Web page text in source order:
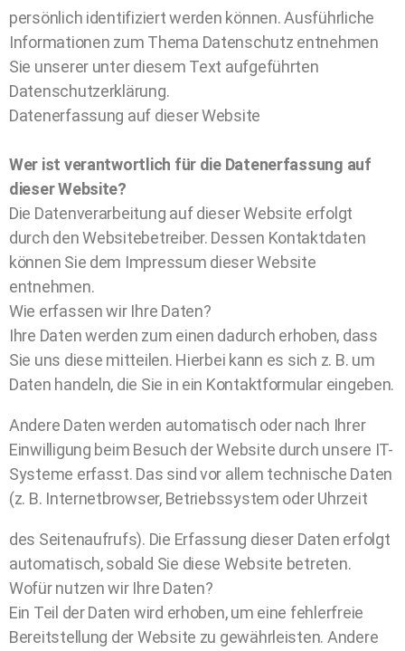
persönlich identifiziert werden können. Ausführliche
Informationen zum Thema Datenschutz entnehmen
Sie unserer unter diesem Text aufgeführten
Datenschutzerklärung.
Datenerfassung auf dieser Website
Wer ist verantwortlich für die Datenerfassung auf
dieser Website?
Die Datenverarbeitung auf dieser Website erfolgt
durch den Websitebetreiber. Dessen Kontaktdaten
können Sie dem Impressum dieser Website
entnehmen.
Wie erfassen wir Ihre Daten?
Ihre Daten werden zum einen dadurch erhoben, dass
Sie uns diese mitteilen. Hierbei kann es sich z. B. um
Daten handeln, die Sie in ein Kontaktformular eingeben.
Andere Daten werden automatisch oder nach Ihrer
Einwilligung beim Besuch der Website durch unsere IT-
Systeme erfasst. Das sind vor allem technische Daten
(z. B. Internetbrowser, Betriebssystem oder Uhrzeit
des Seitenaufrufs). Die Erfassung dieser Daten erfolgt
automatisch, sobald Sie diese Website betreten.
Wofür nutzen wir Ihre Daten?
Ein Teil der Daten wird erhoben, um eine fehlerfreie
Bereitstellung der Website zu gewährleisten. Andere